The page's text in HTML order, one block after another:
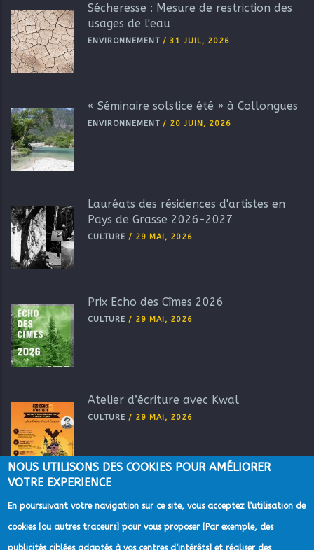
Sécheresse : Mesure de restriction des
usages de l'eau
ENVIRONNEMENT / 31 JUIL, 2026
« Séminaire solstice été » à Collongues
ENVIRONNEMENT / 20 JUIN, 2026
Lauréats des résidences d'artistes en
Pays de Grasse 2026-2027
CULTURE / 29 MAI, 2026
Prix Echo des Cîmes 2026
CULTURE / 29 MAI, 2026
Atelier d’écriture avec Kwal
CULTURE / 29 MAI, 2026
NOUS UTILISONS DES COOKIES POUR AMÉLIORER
VOTRE EXPERIENCE
En poursuivant votre navigation sur ce site, vous acceptez l’utilisation de
cookies [ou autres traceurs] pour vous proposer [Par exemple, des
publicités ciblées adaptés à vos centres d’intérêts] et réaliser des